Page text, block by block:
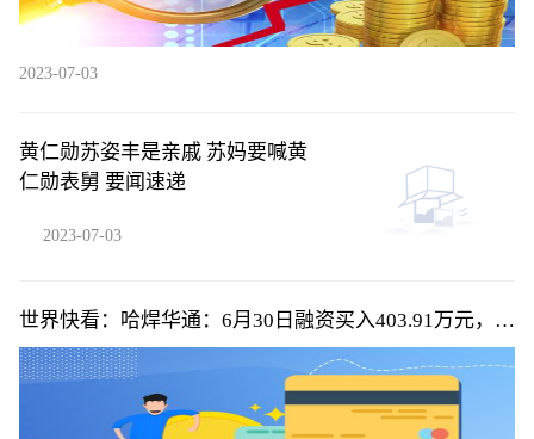
2023-07-03
黄仁勋苏姿丰是亲戚 苏妈要喊黄
仁勋表舅 要闻速递
2023-07-03
世界快看：哈焊华通：6月30日融资买入403.91万元，融
资融券余额3836万元